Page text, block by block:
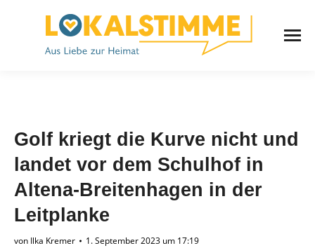
Golf kriegt die Kurve nicht und
landet vor dem Schulhof in
Altena-Breitenhagen in der
Leitplanke
von Ilka Kremer 1. September 2023 um 17:19